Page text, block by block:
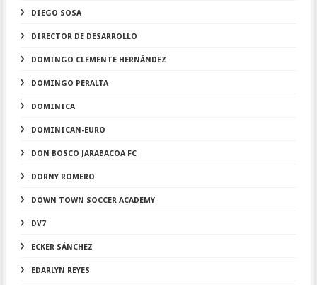
DIEGO SOSA
DIRECTOR DE DESARROLLO
DOMINGO CLEMENTE HERNÁNDEZ
DOMINGO PERALTA
DOMINICA
DOMINICAN-EURO
DON BOSCO JARABACOA FC
DORNY ROMERO
DOWN TOWN SOCCER ACADEMY
DV7
ECKER SÁNCHEZ
EDARLYN REYES